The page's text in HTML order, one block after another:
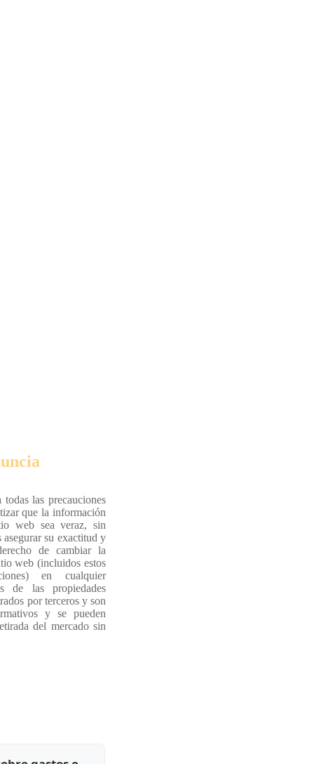
las precauciones
que la información
web sea veraz, sin
su exactitud y
de cambiar la
web (incluidos estos
en cualquier
de las propiedades
por terceros y son
y se pueden
del mercado sin